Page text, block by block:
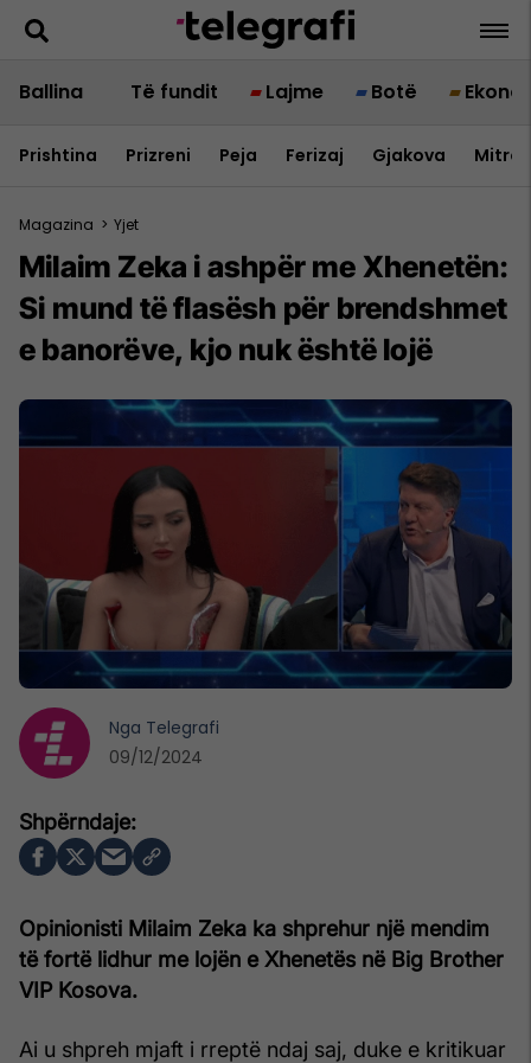
Ballina Të fundit Lajme Botë
Prishtina Prizreni Peja Ferizaj Gjakova
Magazina > Yjet
Milaim Zeka i ashpër me Xhenetën:
Si mund të flasësh për brendshmet
e banorëve, kjo nuk është lojë
Opinionisti Milaim Zeka ka shprehur një mendim
të fortë lidhur me lojën e Xhenetës në Big Brother
VIP Kosova.
Ai u shpreh mjaft i rreptë ndaj saj, duke e kritikuar
Nga Telegrafi
09/12/2024